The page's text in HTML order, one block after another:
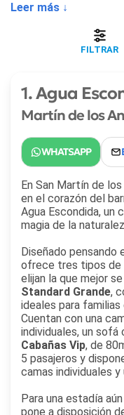
cerca del Parque
naturaleza,
alojamiento brinda
viaje en familia o
cabañas en San
perfecta para sentirse
Leer más ↓
FILTRAR
1. Agua
Martín de los
En San Martín de
en el corazón del
Agua Escondida, un
magia de la
Diseñado pensando
ofrece tres tipos de
elijan la que mejor
Standard Grande,
ideales para
Cuentan con una
individuales, un
Cabañas Vip, de
5 pasajeros y
camas individuales y
Para una estadía
pone a disposición